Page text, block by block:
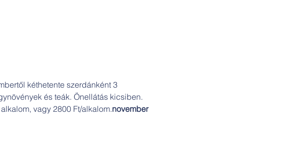
kéthetente szerdánként 3
és teák. Önellátás kicsiben.
vagy 2800 Ft/alkalom.november